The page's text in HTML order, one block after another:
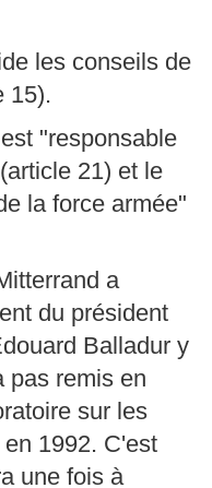
les conseils de
15).
"responsable
21) et le
la force armée"
a
du président
Balladur y
pas remis en
sur les
1992. C'est
une fois à